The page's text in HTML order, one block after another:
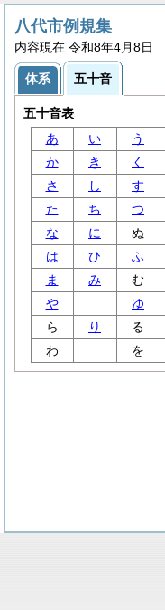
八代市例規集
内容現在 令和8年4月8日
体系 五十音
五十音表
あ
い う
か
き く
さ
し す
た
ち つ
な
に ぬ
は
ひ ふ
ま
み む
や
ゆ
ら
り る
わ
を